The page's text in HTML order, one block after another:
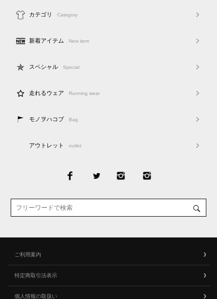
カテゴリ Category
新着アイテム New item
スペシャル Special
走れるウェア Running wear
モノヲハコブ Bag
アウトレット outlet
ご利用案内
特定商取引法表示
個人情報の取扱い